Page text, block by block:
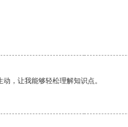
，让我能够轻松理解知识点。